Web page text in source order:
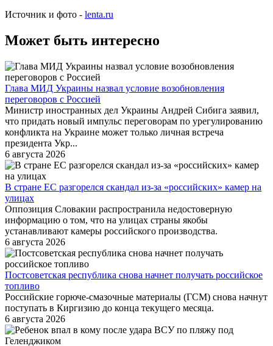
Источник и фото - lenta.ru
Может быть интересно
Глава МИД Украины назвал условие возобновления
переговоров с Россией
Министр иностранных дел Украины Андрей Сибига заявил,
что придать новый импульс переговорам по урегулированию
конфликта на Украине может только личная встреча
президента Укр...
6 августа 2026
В стране ЕС разгорелся скандал из-за «российских» камер на
улицах
Оппозиция Словакии распространила недостоверную
информацию о том, что на улицах страны якобы
устанавливают камеры российского производства.
6 августа 2026
Постсоветская республика снова начнет получать российское
топливо
Российские горюче-смазочные материалы (ГСМ) снова начнут
поступать в Киргизию до конца текущего месяца.
6 августа 2026